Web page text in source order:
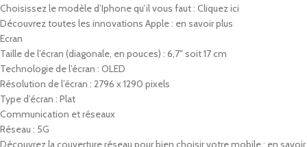
Choisissez le modèle d’Iphone qu’il vous faut : Cliquez ici
Découvrez toutes les innovations Apple : en savoir plus
Ecran
Taille de l’écran (diagonale, en pouces) : 6,7″ soit 17 cm
Technologie de l’écran : OLED
Résolution de l’écran : 2796 x 1290 pixels
Type d’écran : Plat
Communication et réseaux
Réseau : 5G
Découvrez la couverture réseau pour bien choisir votre mobile : en